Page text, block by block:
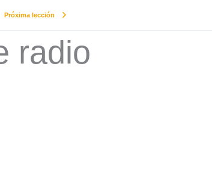
Próxima lección
radio